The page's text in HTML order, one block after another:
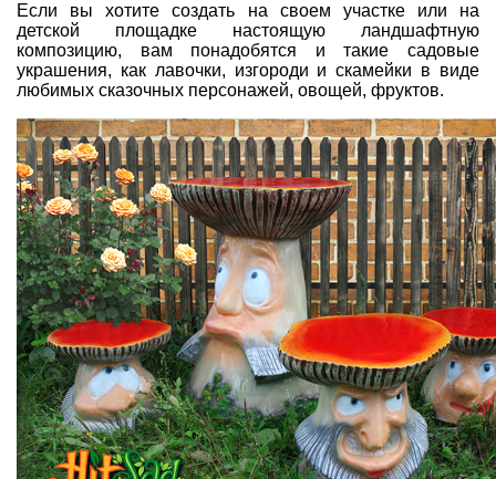
Если вы хотите создать на своем участке или на
детской площадке настоящую ландшафтную
композицию, вам понадобятся и такие садовые
украшения, как лавочки, изгороди и скамейки в виде
любимых сказочных персонажей, овощей, фруктов.